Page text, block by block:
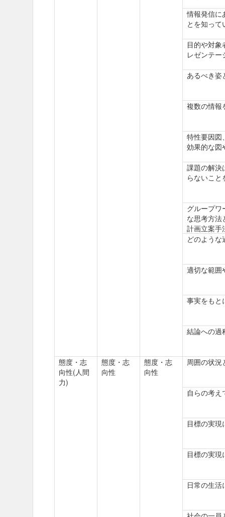
情報発信に
とを知って
目的や対
レゼンテ
あるべき姿
複数の情報
特性要因図
効果的な図
課題の解決
らないこと
グループワ
な思考方法
計画立案手
どのよう
適切な範囲
事実をもと
結論への過
態度・志
向性(人間
力)
態度・志
向性
態度・志
向性
周囲の状況
自らの考
目標の実
目標の実
日常の生